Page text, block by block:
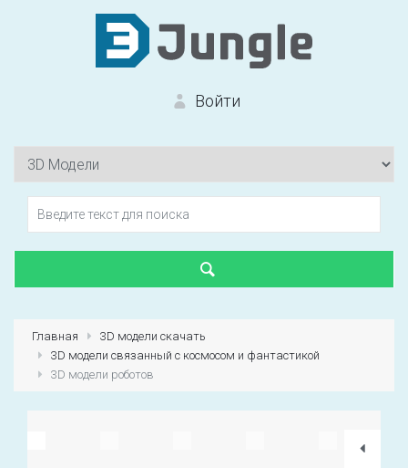
Войти
Первый раз? Зарегистрироваться
Главная
3D модели скачать
3D модели связанный с космосом и фантастикой
3D модели роботов